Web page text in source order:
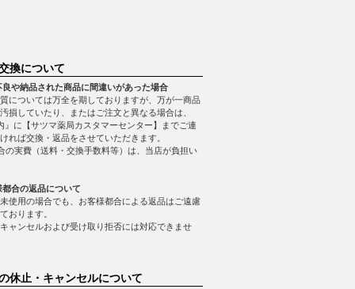
換について
や納品された商品に間違いがあった場合
については万全を期しておりますが、万が一商品
損していたり、またはご注文と異なる場合は、
』に【サツマ薬局カスタマーセンター】までご連
れば交換・返品をさせていただきます。
の実費（送料・交換手数料等）は、当店が負担い
合の返品について
使用の場合でも、お客様都合による返品はご遠慮
おります。
ャンセルおよび受け取り拒否には対応できませ
休止・キャンセルについて